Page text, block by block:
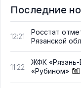
Последние
12:21
Росстат
Рязанской
11:22
ЖФК
«Рубином»